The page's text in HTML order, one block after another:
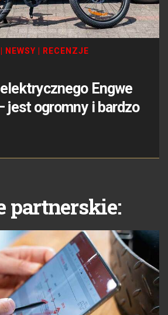
NEWSY
RECENZJE
Engwe
jest ogromny i bardzo
partnerskie: